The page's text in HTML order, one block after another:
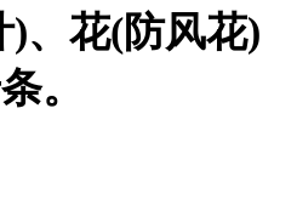
、花(防风花)
。